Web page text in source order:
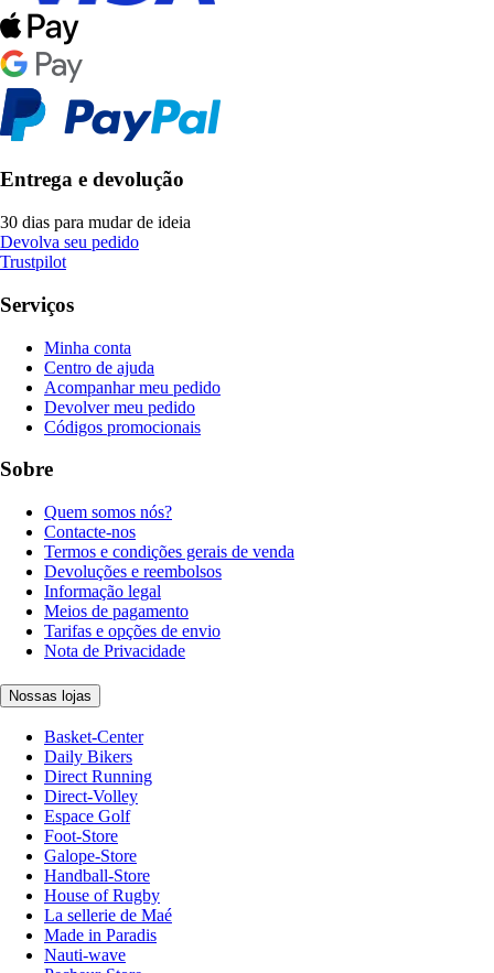
Entrega e devolução
30 dias para mudar de ideia
Devolva seu pedido
Trustpilot
Serviços
Minha conta
Centro de ajuda
Acompanhar meu pedido
Devolver meu pedido
Códigos promocionais
Sobre
Quem somos nós?
Contacte-nos
Termos e condições gerais de venda
Devoluções e reembolsos
Informação legal
Meios de pagamento
Tarifas e opções de envio
Nota de Privacidade
Nossas lojas
Basket-Center
Daily Bikers
Direct Running
Direct-Volley
Espace Golf
Foot-Store
Galope-Store
Handball-Store
House of Rugby
La sellerie de Maé
Made in Paradis
Nauti-wave